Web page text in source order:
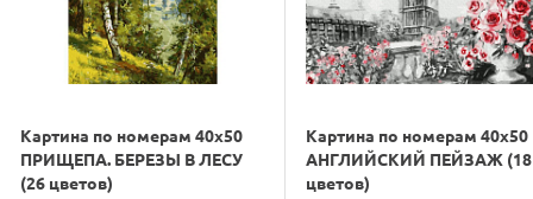
Картина по номерам 40х50
ПРИЩЕПА. БЕРЕЗЫ В ЛЕСУ
(26 цветов)
Картина по номерам 40х50
АНГЛИЙСКИЙ ПЕЙЗАЖ (18
цветов)